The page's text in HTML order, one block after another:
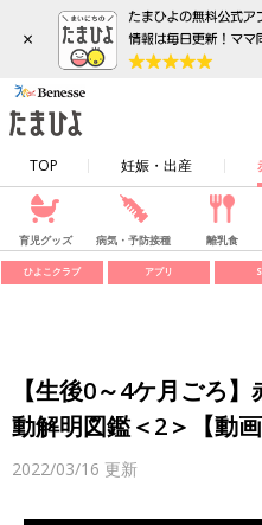
×
TOP 妊娠・出産
育児グッズ 病気・予防接種 離乳食
ひよこクラブ アプリ
【生後0～4ケ月ごろ
動解明図鑑＜2＞【動画
2022/03/16 更新